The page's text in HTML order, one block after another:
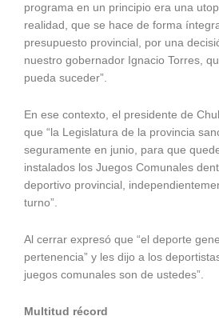
programa en un principio era una
realidad, que se hace de forma
presupuesto provincial, por una
nuestro gobernador Ignacio Torres,
pueda suceder”.
En ese contexto, el presidente de
que “la Legislatura de la provincia
seguramente en junio, para que
instalados los Juegos Comunales
deportivo provincial,
turno”.
Al cerrar expresó que “el deporte
pertenencia” y les dijo a los
juegos comunales son de ustedes”.
Multitud récord